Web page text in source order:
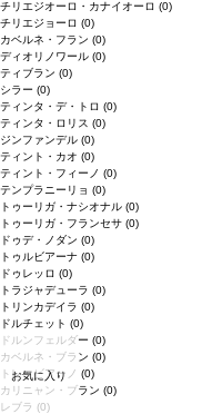
お気に入り
チリエジオーロ・カナイオーロ (0)
チリエジョーロ (0)
カベルネ・フラン (0)
ディオリノワール (0)
ティブラン (0)
シラー (0)
ティンタ・デ・トロ (0)
ティンタ・ロリス (0)
ジンファンデル (0)
ティント・カオ (0)
ティント・フィーノ (0)
テンプラニーリョ (0)
トゥーリガ・ナシオナル (0)
トゥーリガ・フランセサ (0)
ドゥデ・ノダン (0)
トゥルビアーナ (0)
ドゥレッロ (0)
トラジャデューラ (0)
トリンカデイラ (0)
ドルチェット (0)
ドルンフェルダー (0)
カベルネ・ブラン (0)
トレッビアーノ (0)
カリニャン・ブラン (0)
レブラ (0)